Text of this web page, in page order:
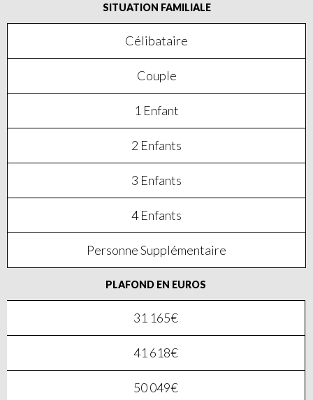
SITUATION FAMILIALE
Célibataire
Couple
1 Enfant
2 Enfants
3 Enfants
4 Enfants
Personne Supplémentaire
PLAFOND EN EUROS
31 165€
41 618€
50 049€